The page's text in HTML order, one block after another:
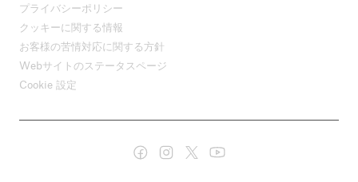
プライバシーポリシー
クッキーに関する情報
お客様の苦情対応に関する方針
Webサイトのステータスページ
Cookie 設定